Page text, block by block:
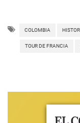
COLOMBIA
TOUR DE FRANCIA